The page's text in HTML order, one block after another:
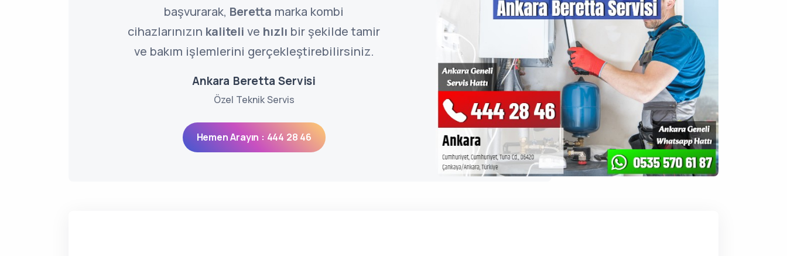
başvurarak, Beretta marka kombi
cihazlarınızın kaliteli ve hızlı bir şekilde tamir
ve bakım işlemlerini gerçekleştirebilirsiniz.
Ankara Beretta Servisi
Özel Teknik Servis
Hemen Arayın : 444 28 46